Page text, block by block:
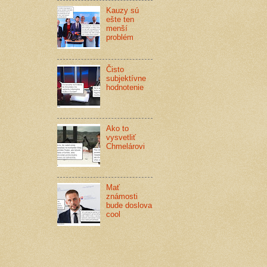
Kauzy sú
ešte ten
menší
problém
Čisto
subjektívne
hodnotenie
Ako to
vysvetliť
Chmelárovi
Mať
známosti
bude doslova
cool